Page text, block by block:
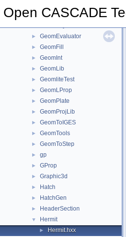
Open CASCADE
GeomConvert
► GeomEvaluator
► GeomFill
► GeomInt
► GeomLib
► GeomliteTest
► GeomLProp
► GeomPlate
► GeomProjLib
► GeomToIGES
► GeomTools
► GeomToStep
► gp
► GProp
► Graphic3d
► Hatch
► HatchGen
► HeaderSection
▼ Hermit
► Hermit.hxx